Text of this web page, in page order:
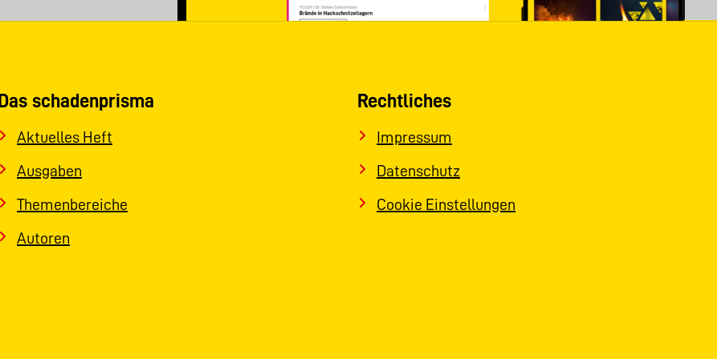
Das schadenprisma
Aktuelles Heft
Ausgaben
Themenbereiche
Autoren
Rechtliches
Impressum
Datenschutz
Cookie Einstellungen